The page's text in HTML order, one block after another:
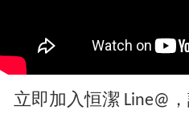
立即加入恒潔 Line@